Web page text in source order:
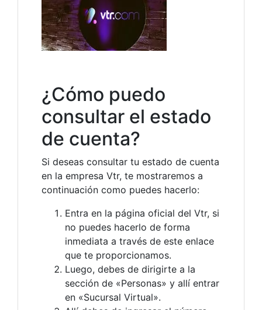
¿Cómo puedo
consultar el estado
de cuenta?
Si deseas consultar tu estado de cuenta
en la empresa Vtr, te mostraremos a
continuación como puedes hacerlo:
Entra en la página oficial del Vtr, si
no puedes hacerlo de forma
inmediata a través de este enlace
que te proporcionamos.
Luego, debes de dirigirte a la
sección de «Personas» y allí entrar
en «Sucursal Virtual».